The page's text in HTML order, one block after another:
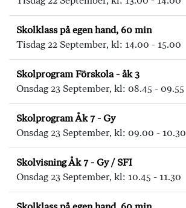
Skolklass på egen hand, 60 min
Tisdag 22 September, kl: 14.00 - 15.00
Skolprogram Förskola - åk 3
Onsdag 23 September, kl: 08.45 - 09.55
Skolprogram Åk 7 - Gy
Onsdag 23 September, kl: 09.00 - 10.30
Skolvisning Åk 7 - Gy / SFI
Onsdag 23 September, kl: 10.45 - 11.30